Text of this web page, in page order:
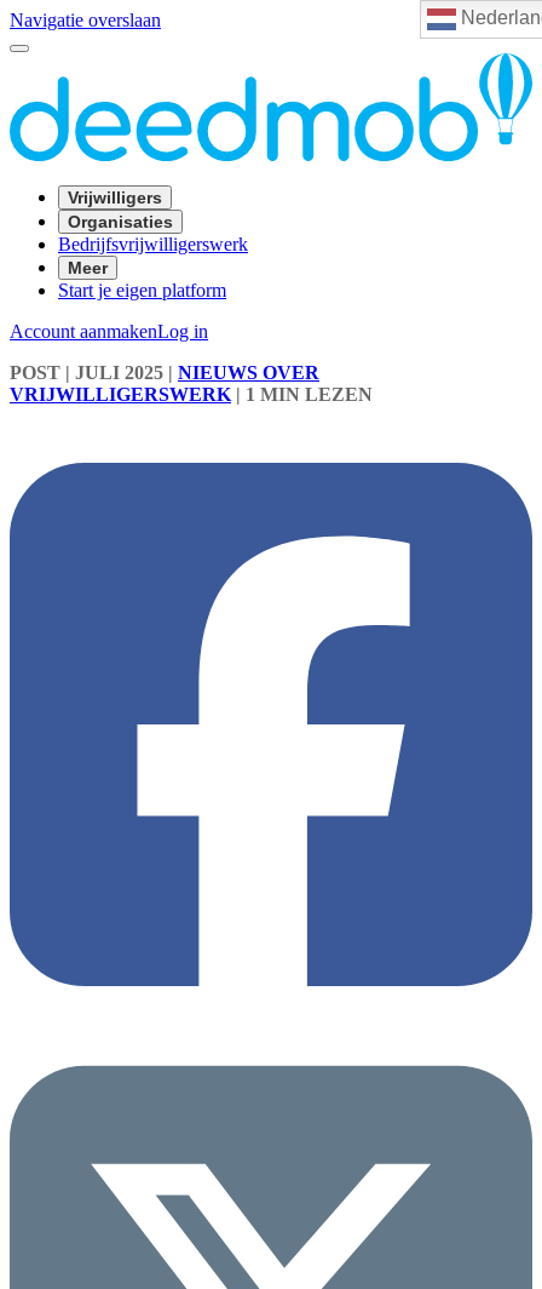
Navigatie overslaan
Vrijwilligers
Organisaties
Bedrijfsvrijwilligerswerk
Meer
Start je eigen platform
Account aanmakenLog in
POST | JULI 2025 | NIEUWS OVER
VRIJWILLIGERSWERK | 1 MIN LEZEN